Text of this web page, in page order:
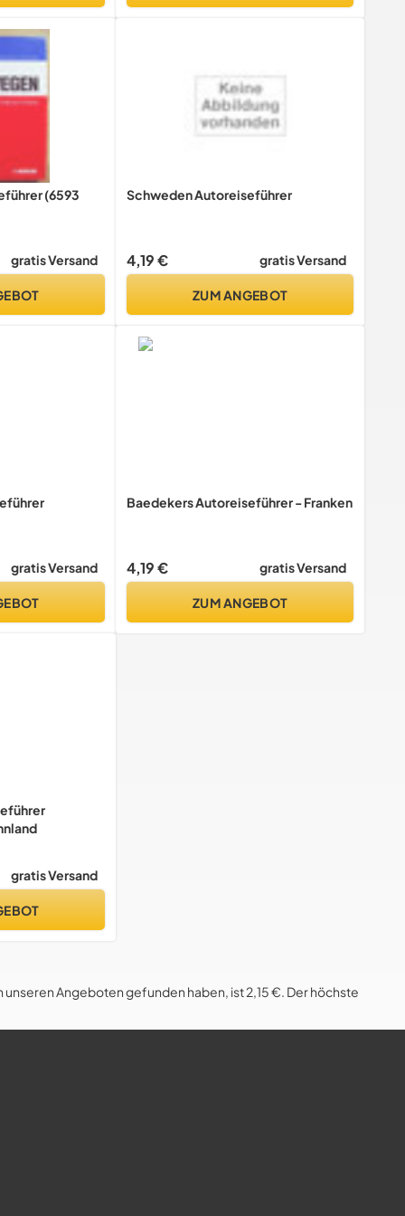
(6593
gratis Versand
Schweden Autoreiseführer
4,19 € gratis Versand
ZUM ANGEBOT
gratis Versand
Baedekers Autoreiseführer - Franken
4,19 € gratis Versand
ZUM ANGEBOT
gratis Versand
unseren Angeboten gefunden haben, ist 2,15 €. Der höchste